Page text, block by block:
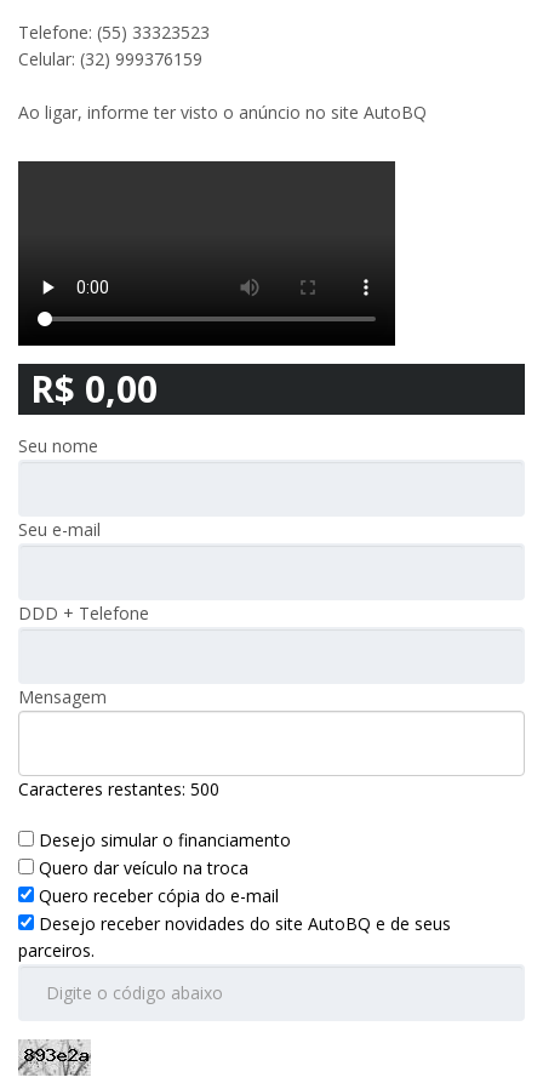
Telefone: (55) 33323523
Celular: (32) 999376159
Ao ligar, informe ter visto o anúncio no site AutoBQ
R$ 0,00
Seu nome
Seu e-mail
DDD + Telefone
Mensagem
Caracteres restantes: 500
Desejo simular o financiamento
Quero dar veículo na troca
Quero receber cópia do e-mail
Desejo receber novidades do site AutoBQ e de seus
parceiros.